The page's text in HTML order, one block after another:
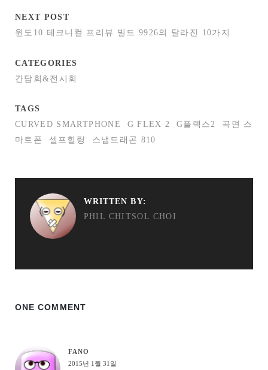
NEXT POST
윈도10 테크니컬 프리뷰 빌드 9926의 달라진 10가지
CATEGORIES
간담회&전시회
TAGS
CURVED SMARTPHONE
G FLEX 2 G플렉스2
곡면 스
마트폰
셀프힐링 스냅드래곤 810
WRITTEN BY:
PHIL CHITSOL CHOI
ONE COMMENT
FANO
2015년 1월 31일